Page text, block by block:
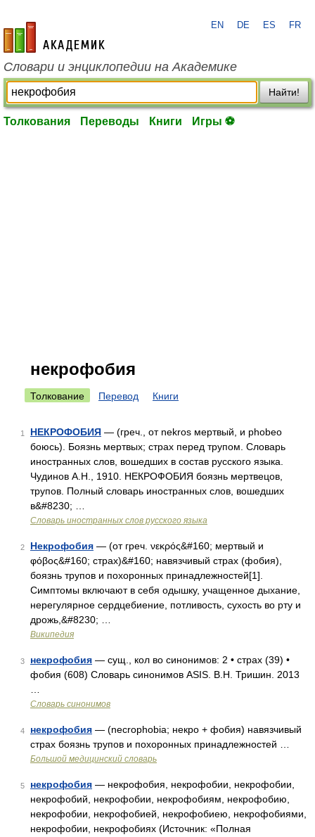
academic.ru
EN DE ES FR
Словари и энциклопедии на Академике
Найти!
Толкования Переводы Книги Игры ⚽
некрофобия
Толкование Перевод Книги
1 НЕКРОФОБИЯ — (греч., от nekros мертвый, и phobeo
боюсь). Боязнь мертвых; страх перед трупом. Словарь
иностранных слов, вошедших в состав русского языка.
Чудинов А.Н., 1910. НЕКРОФОБИЯ боязнь мертвецов,
трупов. Полный словарь иностранных слов, вошедших
в&#8230; …
Словарь иностранных слов русского языка
2 Некрофобия — (от греч. νεκρός&#160; мертвый и
φόβος&#160; страх)&#160; навязчивый страх (фобия),
боязнь трупов и похоронных принадлежностей[1].
Симптомы включают в себя одышку, учащенное дыхание,
нерегулярное сердцебиение, потливость, сухость во рту и
дрожь,&#8230; …
Википедия
3 некрофобия — сущ., кол во синонимов: 2 • страх (39) •
фобия (608) Словарь синонимов ASIS. В.Н. Тришин. 2013
Словарь синонимов
4 некрофобия — (necrophobia; некро + фобия) навязчивый
страх боязнь трупов и похоронных принадлежностей …
Большой медицинский словарь
5 некрофобия — некрофобия, некрофобии, некрофобии,
некрофобий, некрофобии, некрофобиям, некрофобию,
некрофобии, некрофобией, некрофобиею, некрофобиями,
некрофобии, некрофобиях (Источник: «Полная